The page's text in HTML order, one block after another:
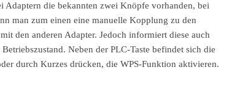
Adaptern die bekannten zwei Knöpfe vorhanden, bei
man zum einen eine manuelle Kopplung zu den
den anderen Adapter. Jedoch informiert diese auch
Neben der PLC-Taste befindet sich die
durch Kurzes drücken, die WPS-Funktion aktivieren.